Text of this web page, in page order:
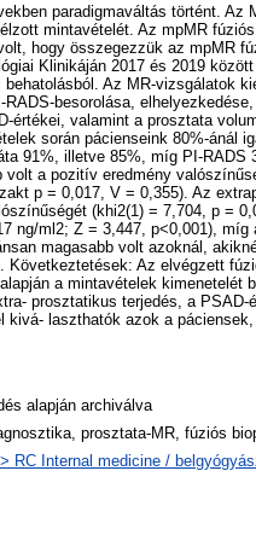
paradigmaváltás történt. Az
mintavételét. Az mpMR
hogy összegezzük az mpMR
Klinikáján 2017 és 2019
Az MR-vizsgálatok
besorolása,
értékei, valamint a prosztata
során pácienseink 80%-ánál
91%, illetve 85%, míg PI-RADS
a pozitív eredmény
p = 0,017, V = 0,355). Az
(khi2(1) = 7,704, p =
ng/ml2; Z = 3,447, p<0,001), míg
magasabb volt azoknál,
Az elvégzett
a mintavételek kimenetelét
prosztatikus terjedés, a PSAD-
kivá- laszthatók azok a
alapján archiválva
prosztata-MR, fúziós
RC Internal medicine /